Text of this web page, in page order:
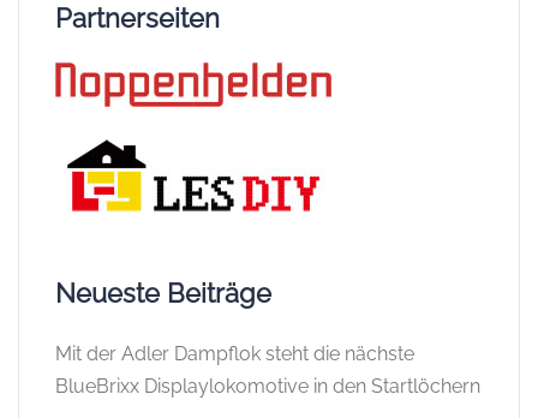
Partnerseiten
Neueste Beiträge
Mit der Adler Dampflok steht die nächste
BlueBrixx Displaylokomotive in den Startlöchern